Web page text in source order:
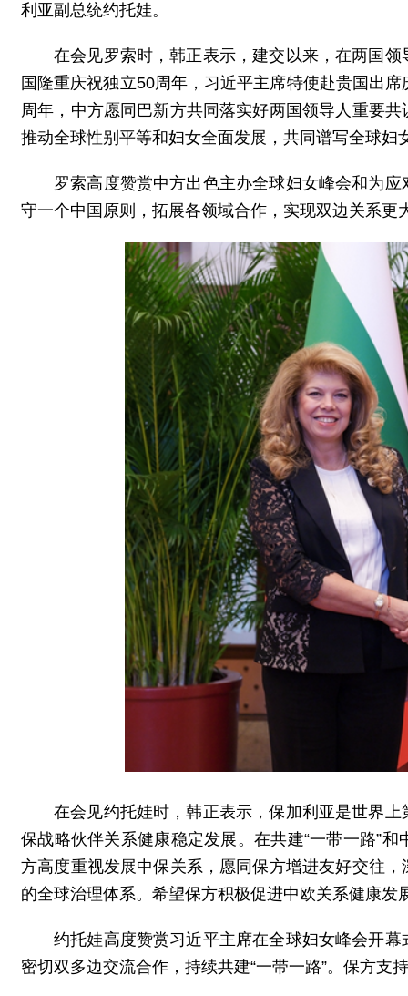
利亚副总统约托娃。
在会见罗索时，韩正表示，建交以来，在两国
国隆重庆祝独立50周年，习近平主席特使赴贵国出
周年，中方愿同巴新方共同落实好两国领导人重要
推动全球性别平等和妇女全面发展，共同谱写全球妇
罗索高度赞赏中方出色主办全球妇女峰会和为
守一个中国原则，拓展各领域合作，实现双边关系更
在会见约托娃时，韩正表示，保加利亚是世界
保战略伙伴关系健康稳定发展。在共建“一带一路”
方高度重视发展中保关系，愿同保方增进友好交往
的全球治理体系。希望保方积极促进中欧关系健康发
约托娃高度赞赏习近平主席在全球妇女峰会开
密切双多边交流合作，持续共建“一带一路”。保方支